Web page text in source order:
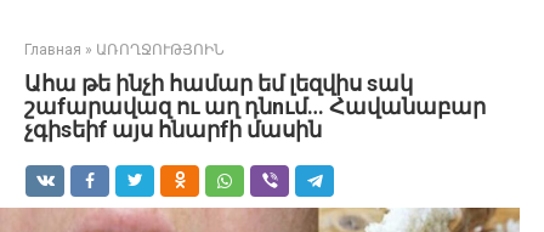
Главная » ԱՌՈՂՋՈՒԹՅՈԻՆ
Ահա թե ինչի համար եմ լեզվիս sակ
շաfարավազ ու աղ դնnւմ… Հավանաբար
չգիsեիf այս հնարfի մասին